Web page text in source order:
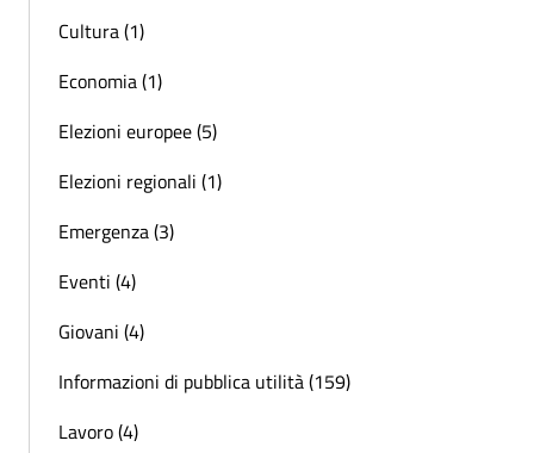
Cultura (1)
Economia (1)
Elezioni europee (5)
Elezioni regionali (1)
Emergenza (3)
Eventi (4)
Giovani (4)
Informazioni di pubblica utilità (159)
Lavoro (4)